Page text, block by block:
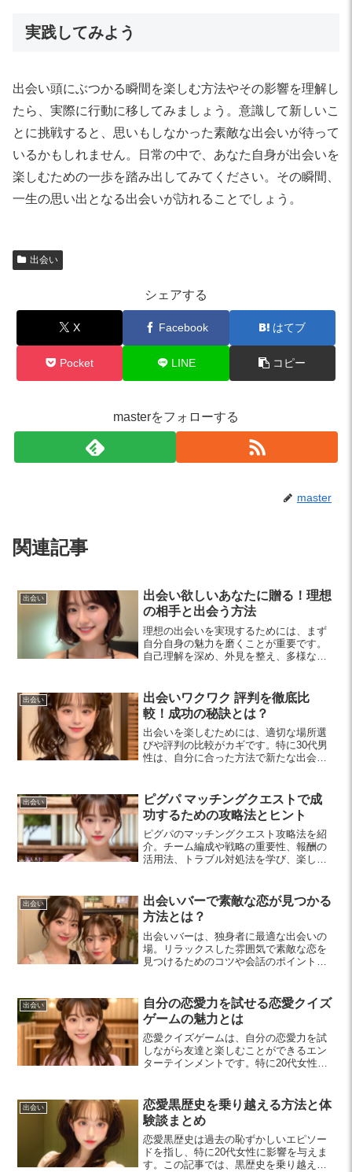
実践してみよう
出会い頭にぶつかる瞬間を楽しむ方法やその影響を理解し
たら、実際に行動に移してみましょう。意識して新しいこ
とに挑戦すると、思いもしなかった素敵な出会いが待って
いるかもしれません。日常の中で、あなた自身が出会いを
楽しむための一歩を踏み出してみてください。その瞬間、
一生の思い出となる出会いが訪れることでしょう。
出会い
シェアする
X Facebook はてブ
Pocket LINE コピー
masterをフォローする
master
関連記事
出会い
出会い欲しいあなたに贈る！理想
の相手と出会う方法
理想の出会いを実現するためには、まず
自分自身の魅力を磨くことが重要です。
自己理解を深め、外見を整え、多様な出
コミュニケーション能力を養うことで、
素敵な相手との出会いが待っています。
出会い
出会いワクワク 評判を徹底比
較！成功の秘訣とは？
出会いを楽しむためには、適切な場所選
びや評判の比較がカギです。特に30代男
性は、自分に合った方法で新たな出会い
出会い
ピグパ マッチングクエストで成
功するための攻略法とヒント
ピグパのマッチングクエスト攻略法を紹
介。チーム編成や戦略の重要性、報酬の
活用法、トラブル対処法を学び、楽しく
出会い
出会いバーで素敵な恋が見つかる
方法とは？
出会いバーは、独身者に最適な出会いの
場。リラックスした雰囲気で素敵な恋を
見つけるためのコツや会話のポイント、
出会い
自分の恋愛力を試せる恋愛クイズ
ゲームの魅力とは
恋愛クイズゲームは、自分の恋愛力を試
しながら友達と楽しむことができるエン
ターテインメントです。特に20代女性に
出会い
恋愛黒歴史を乗り越える方法と体
験談まとめ
恋愛黒歴史は過去の恥ずかしいエピソー
ドを指し、特に20代女性に影響を与えま
す。この記事では、黒歴史を乗り越える